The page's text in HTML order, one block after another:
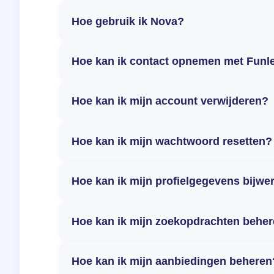
Hoe gebruik ik Nova?
Hoe kan ik contact opnemen met
Hoe kan ik mijn account verwijderen?
Hoe kan ik mijn wachtwoord resetten?
Hoe kan ik mijn profielgegevens
Hoe kan ik mijn zoekopdrachten
Hoe kan ik mijn aanbiedingen